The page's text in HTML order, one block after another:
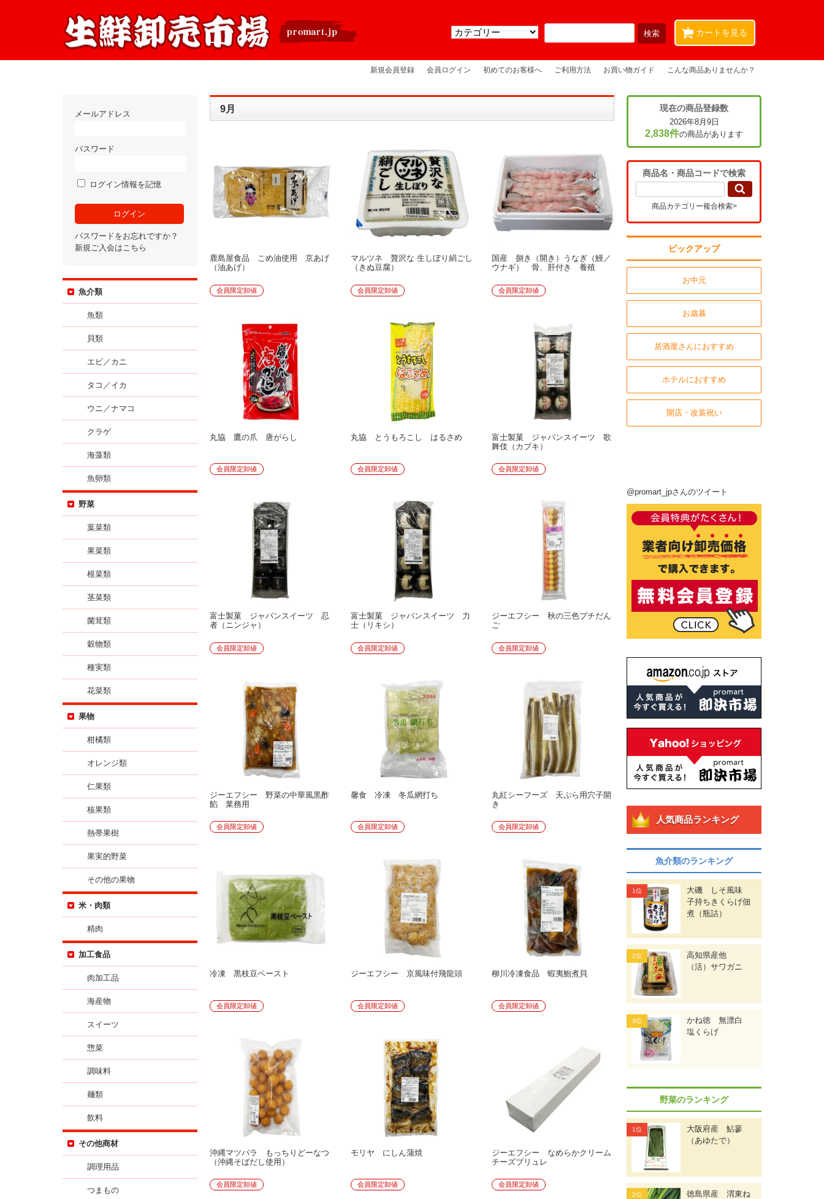
カートを見る
0
新規会員登録 会員ログイン 初めてのお客様へ ご利用方法 お買い物ガイド こんな商品ありませんか？
9月
鹿島屋食品 こめ油使用 京あげ
（油あげ）
会員限定卸値
マルツネ 贅沢な 生しぼり絹ごし
（きぬ豆腐）
会員限定卸値
国産 捌き（開き）うなぎ（鰻／
ウナギ） 骨、肝付き 養殖
会員限定卸値
丸協 鷹の爪 唐がらし
会員限定卸値
丸協 とうもろこし はるさめ
会員限定卸値
富士製菓 ジャパンスイーツ 歌
舞伎（カブキ）
会員限定卸値
富士製菓 ジャパンスイーツ 忍
者（ニンジャ）
会員限定卸値
富士製菓 ジャパンスイーツ 力
士（リキシ）
会員限定卸値
ジーエフシー 秋の三色プチだん
ご
会員限定卸値
ジーエフシー 野菜の中華風黒酢
餡 業務用
会員限定卸値
馨食 冷凍 冬瓜網打ち
会員限定卸値
丸紅シーフーズ 天ぷら用穴子開
き
会員限定卸値
冷凍 黒枝豆ペースト
会員限定卸値
ジーエフシー 京風味付飛龍頭
会員限定卸値
柳川冷凍食品 蝦夷鮑煮貝
会員限定卸値
沖縄マツバラ もっちりどーなつ
（沖縄そばだし使用）
会員限定卸値
モリヤ にしん蒲焼
会員限定卸値
ジーエフシー なめらかクリーム
チーズブリュレ
会員限定卸値
メールアドレス
パスワード
ログイン情報を記憶
パスワードをお忘れですか？
新規ご入会はこちら
魚介類
魚類
貝類
エビ／カニ
タコ／イカ
ウニ／ナマコ
クラゲ
海藻類
魚卵類
野菜
葉菜類
果菜類
根菜類
茎菜類
菌茸類
穀物類
種実類
花菜類
果物
柑橘類
オレンジ類
仁果類
核果類
熱帯果樹
果実的野菜
その他の果物
米・肉類
精肉
加工食品
肉加工品
海産物
スイーツ
惣菜
調味料
麺類
飲料
その他商材
調理用品
つまもの
現在の商品登録数
2026年8月9日
2,838件の商品があります
商品名・商品コードで検索
商品カテゴリー複合検索>
ピックアップ
お中元
お歳暮
居酒屋さんにおすすめ
ホテルにおすすめ
開店・改装祝い
@promart_jpさんのツイート
人気商品ランキング
魚介類のランキング
大磯 しそ風味
子持ちきくらげ佃
煮（瓶詰）
高知県産他
（活）サワガニ
かね徳 無漂白
塩くらげ
野菜のランキング
大阪府産 鮎蓼
（あゆたで）
徳島県産 渭東ね